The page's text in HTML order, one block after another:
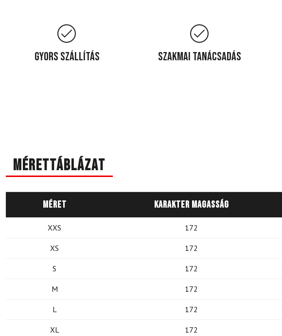
Gyors szállítás Szakmai tanácsadás
Mérettáblázat
Méret Karakter magasság
XXS 172
XS 172
S 172
M 172
L 172
XL 172